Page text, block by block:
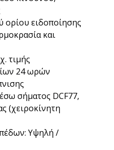
ειδοποίησης
και
τιμής
24 ωρών
σήματος DCF77,
(χειροκίνητη
Υψηλή /